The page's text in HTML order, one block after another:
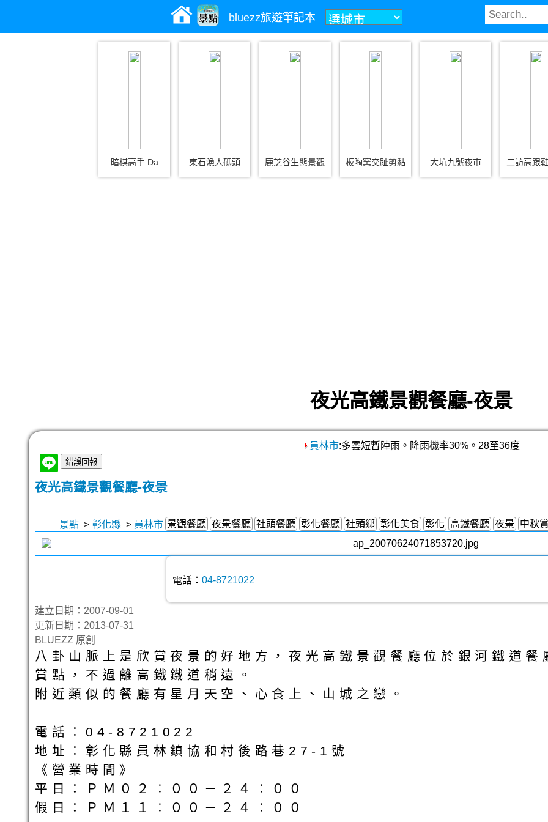
bluezz旅遊筆記本
暗棋高手 Da 東石漁人碼頭 鹿芝谷生態景觀 板陶窯交趾剪黏 大坑九號夜市 二訪高跟
夜光高鐵景觀餐廳-夜景
員林市:多雲短暫陣雨。降雨機率30%。28至36度
夜光高鐵景觀餐廳-夜景
景點 > 彰化縣 > 員林市 景觀餐廳 夜景餐廳 社頭餐廳 彰化餐廳 社頭鄉 彰化美食 彰化 高鐵餐廳 夜景 中秋
電話： 04-8721022
建立日期：2007-09-01
更新日期：2013-07-31
BLUEZZ 原創
八卦山脈上是欣賞夜景的好地方，夜光高鐵景觀餐廳位於銀河鐵道
賞點，不過離高鐵鐵道稍遠。
附近類似的餐廳有星月天空、心食上、山城之戀。
電話：04-8721022
地址：彰化縣員林鎮協和村後路巷27-1號
《營業時間》
平日：ＰＭ０２︰００－２４︰００
假日：ＰＭ１１︰００－２４︰００